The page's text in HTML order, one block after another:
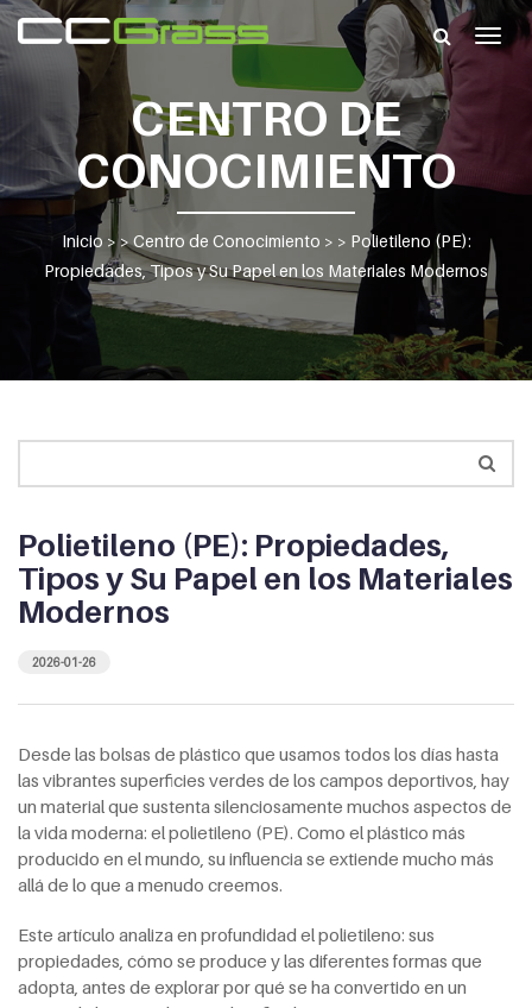
CENTRO DE
CONOCIMIENTO
Inicio > >Centro de Conocimiento > > Polietileno (PE):
Propiedades, Tipos y Su Papel en los Materiales Modernos
Polietileno (PE): Propiedades,
Tipos y Su Papel en los Materiales
Modernos
2026-01-26
Desde las bolsas de plástico que usamos todos los días hasta
las vibrantes superficies verdes de los campos deportivos, hay
un material que sustenta silenciosamente muchos aspectos de
la vida moderna: el polietileno (PE). Como el plástico más
producido en el mundo, su influencia se extiende mucho más
allá de lo que a menudo creemos.
Este artículo analiza en profundidad el polietileno: sus
propiedades, cómo se produce y las diferentes formas que
adopta, antes de explorar por qué se ha convertido en un